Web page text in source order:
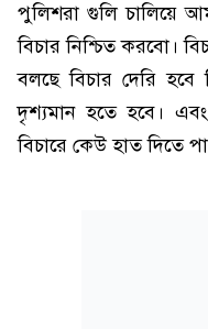
পুলিশরা গুলি চালিয়ে
বিচার নিশ্চিত করবো।
বলছে বিচার দেরি হবে
দৃশ্যমান হতে হবে।
বিচারে কেউ হাত দিতে